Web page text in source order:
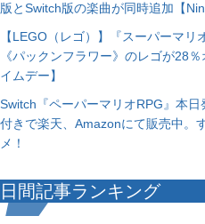
版とSwitch版の楽曲が同時追加【
【LEGO（レゴ）】『スーパーマ
《パックンフラワー》のレゴが28
イムデー】
Switch『ペーパーマリオRPG』本
付きで楽天、Amazonにて販売中。
メ！
日間記事ランキング